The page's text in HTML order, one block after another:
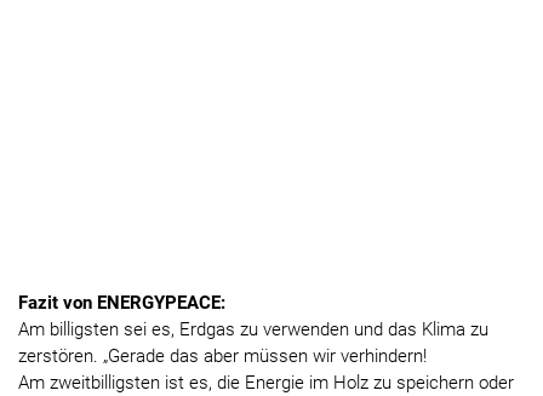
Fazit von ENERGYPEACE:
Am billigsten sei es, Erdgas zu verwenden und das Klima zu
zerstören. „Gerade das aber müssen wir verhindern!
Am zweitbilligsten ist es, die Energie im Holz zu speichern oder